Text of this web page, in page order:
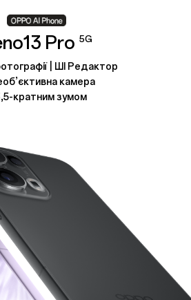
Pro 5G
|
ШІ Редактор
камера
кратним зумом